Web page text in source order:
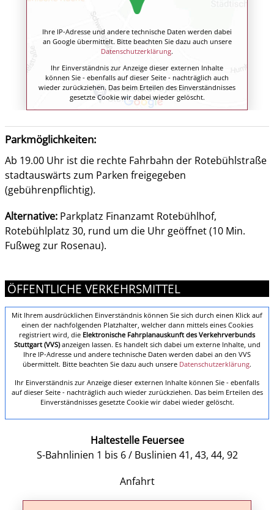
Ihre IP-Adresse und andere technische Daten werden dabei
an Google übermittelt. Bitte beachten Sie dazu auch unsere
Datenschutzerklärung.
Ihr Einverständnis zur Anzeige dieser externen Inhalte
können Sie - ebenfalls auf dieser Seite - nachträglich auch
wieder zurückziehen. Das beim Erteilen des Einverständnisses
gesetzte Cookie wir dabei wieder gelöscht.
Parkmöglichkeiten:
Ab 19.00 Uhr ist die rechte Fahrbahn der Rotebühlstraße
stadtauswärts zum Parken freigegeben
(gebührenpflichtig).
Alternative: Parkplatz Finanzamt Rotebühlhof,
Rotebühlplatz 30, rund um die Uhr geöffnet (10 Min.
Fußweg zur Rosenau).
ÖFFENTLICHE VERKEHRSMITTEL
Mit Ihrem ausdrücklichen Einverständnis können Sie sich durch einen Klick auf
einen der nachfolgenden Platzhalter, welcher dann mittels eines Cookies
registriert wird, die Elektronische Fahrplanauskunft des Verkehrverbunds
Stuttgart (VVS)anzeigen lassen. Es handelt sich dabei um externe Inhalte, und
Ihre IP-Adresse und andere technische Daten werden dabei an den VVS
übermittelt. Bitte beachten Sie dazu auch unsere Datenschutzerklärung.
Ihr Einverständnis zur Anzeige dieser externen Inhalte können Sie - ebenfalls
auf dieser Seite - nachträglich auch wieder zurückziehen. Das beim Erteilen des
Einverständnisses gesetzte Cookie wir dabei wieder gelöscht.
Haltestelle Feuersee
S-Bahnlinien 1 bis 6 / Buslinien 41, 43, 44, 92
Anfahrt